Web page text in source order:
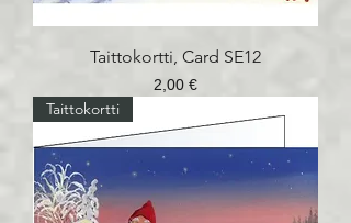
Taittokortti, Card SE12
Hinta
2,00 €
Taittokortti